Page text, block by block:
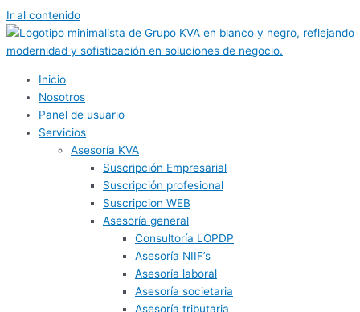
Ir al contenido
Inicio
Nosotros
Panel de usuario
Servicios
Asesoría KVA
Suscripción Empresarial
Suscripción profesional
Suscripcion WEB
Asesoría general
Consultoría LOPDP
Asesoría NIIF’s
Asesoría laboral
Asesoría societaria
Asesoría tributaria